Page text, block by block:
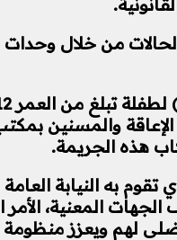
من خلال
والمسنين بمكتب
هذه الجريمة.
به النيابة
المعنية،
لهم ويعزز